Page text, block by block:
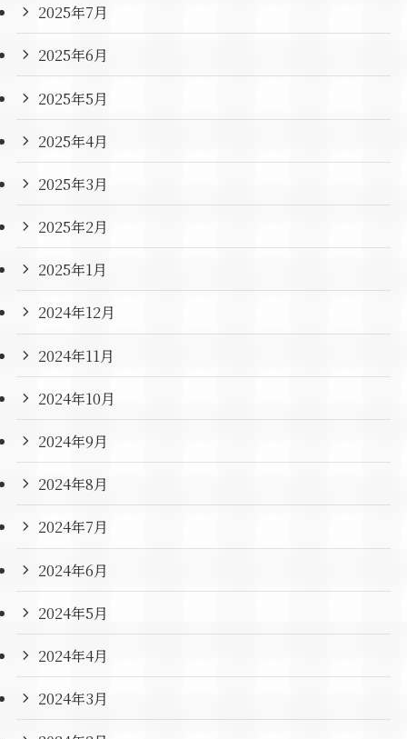
2025年7月
2025年6月
2025年5月
2025年4月
2025年3月
2025年2月
2025年1月
2024年12月
2024年11月
2024年10月
2024年9月
2024年8月
2024年7月
2024年6月
2024年5月
2024年4月
2024年3月